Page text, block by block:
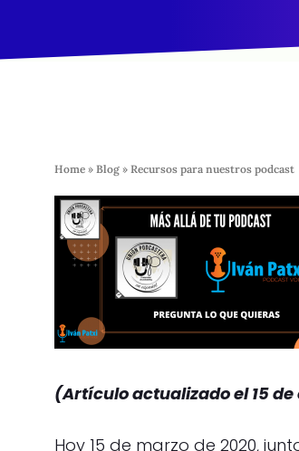
Home » Blog » Recursos para nuestros podcast
(Artículo actualizado el 15
Hoy 15 de marzo de 2020,